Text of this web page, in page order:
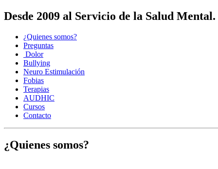
Desde 2009 al Servicio de la Salud
¿Quienes somos?
Preguntas
Dolor
Bullying
Neuro Estimulación
Fobias
Terapias
AUDHIC
Cursos
Contacto
¿Quienes somos?